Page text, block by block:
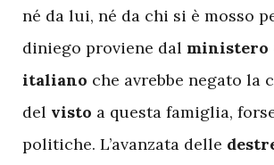
né da lui, né da chi si è mosso
diniego proviene dal ministero
italiano che avrebbe negato la
del visto a questa famiglia,
politiche. L’avanzata delle